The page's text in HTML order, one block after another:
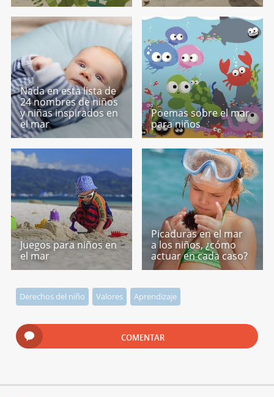
Nada en esta lista de
24 nombres de niños
y niñas inspirados en
el mar
Poemas sobre el mar
para niños
Juegos para niños en
el mar
Picaduras en el mar
a los niños, ¿cómo
actuar en cada caso?
Derechos del niño Valores Aprendizaje
COMENTAR